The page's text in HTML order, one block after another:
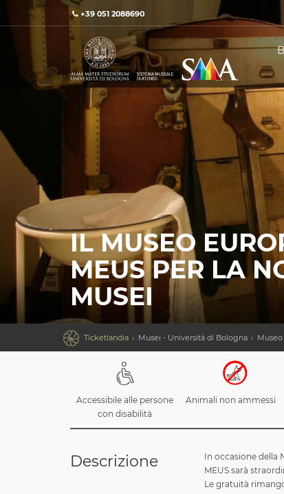
+39 051 2088690
IL MUSEO
MEUS PER LA
MUSEI
 Ticketlandia Musei - Università di Bologna
Accessibile alle persone
con disabilità
Animali non ammessi
Descrizione
In occasione della
MEUS sarà
Le gratuità